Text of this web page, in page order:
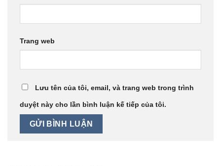
Trang web
Lưu tên của tôi, email, và trang web trong trình
duyệt này cho lần bình luận kế tiếp của tôi.